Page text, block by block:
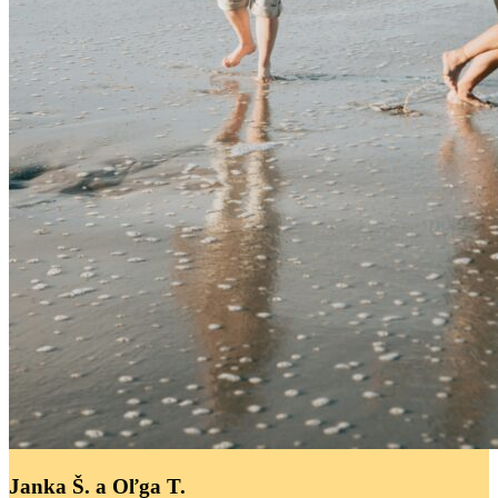
útočiskom – presvetlená jemným svetlom, zariadená v prírodných
tónoch a vytvorená tak, aby poskytovala priestor na oddych, pokoj a
vnútorné stíšenie.
Z kopca sa otvára nádherný výhľad na more a okolitú krajinu. Pre
klientov je v prípade záujmu zabezpečený odvoz na pláž, kde si
môžu vychutnať more a tropickú atmosféru Phuketu.
Kvalitná ayurvedská starostlivosť a lekár z Indie
Rezort má k dispozícii dvoch interných ayurvedských lekárov,
ktorí dohliadajú na priebeh liečby. Terapie sú vedené profesionálne a
s dôrazom na detail.
Mangosteen je známy tým, že venuje pozornosť každému aspektu
pobytu:
odborné ayurvedské konzultácie
individuálne nastavené liečebné programy
Janka Š. a Oľga T.